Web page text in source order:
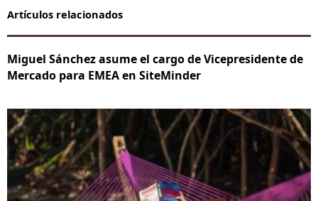
Artículos relacionados
Miguel Sánchez asume el cargo de Vicepresidente de
Mercado para EMEA en SiteMinder